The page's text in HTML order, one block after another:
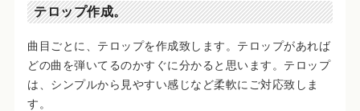
テロップ作成。
曲目ごとに、テロップを作成致します。テロップがあれば
どの曲を弾いてるのかすぐに分かると思います。テロップ
は、シンプルから見やすい感じなど柔軟にご対応致しま
す。